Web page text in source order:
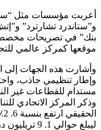
أعربت مؤسسات مثل
و”ستاندرد تشارترد”
بنك” في تصريحات مخصصة
موقعها كمركز عالمي
وأشارت هذه الجهات إلى
وإطار تنظيمي جاذب،
مستدام للقطاعات غير
وذكر المركز الاتحادي
ليبلغ حوالي 1. 9 تريليون درهم.